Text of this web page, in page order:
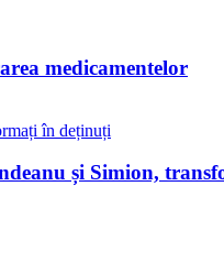
medicamentelor
și Simion,